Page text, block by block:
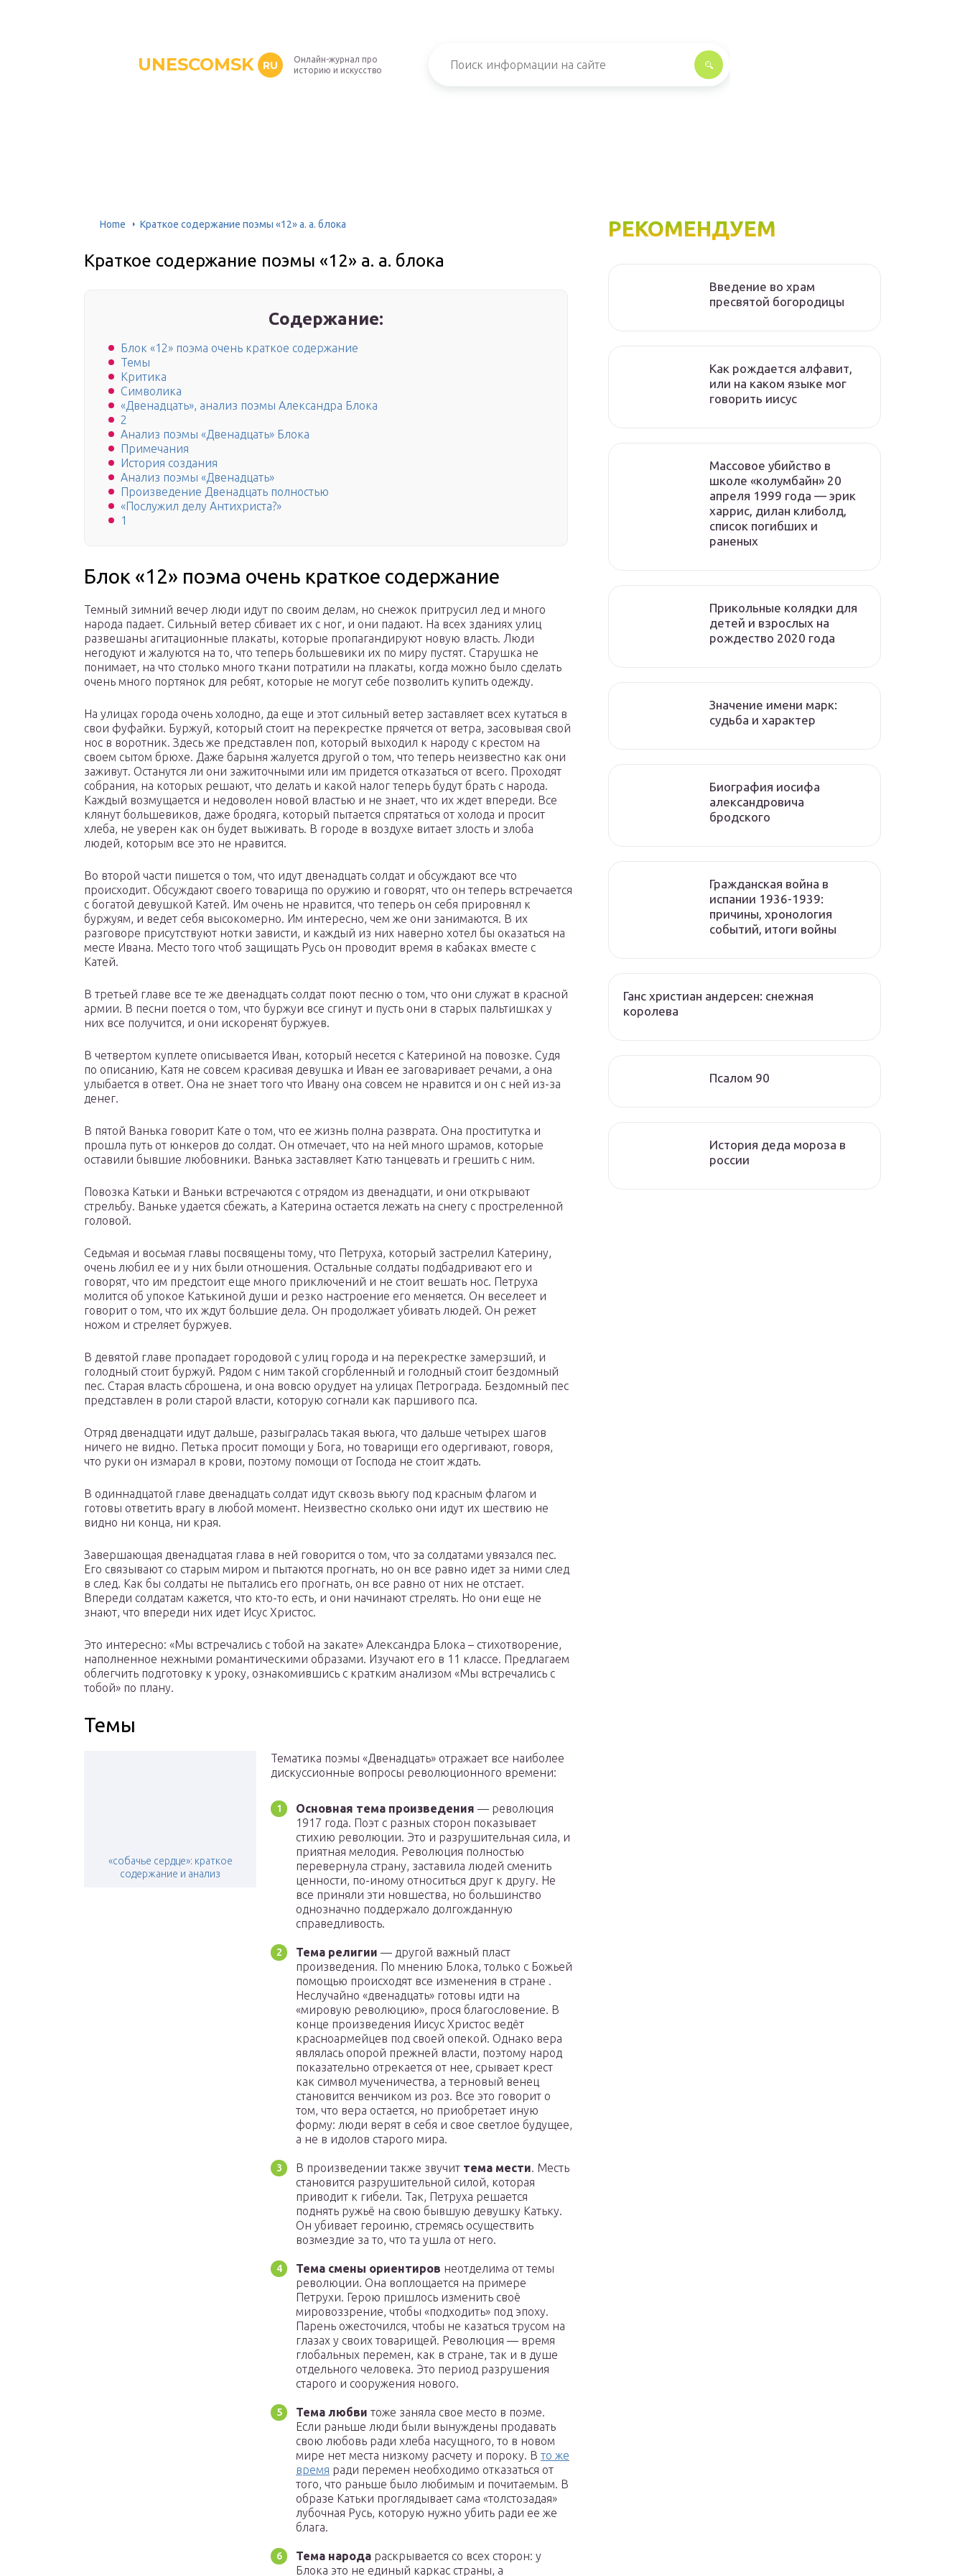
UNESCOMSK RU
Онлайн-журнал про
историю и искусство
Home Краткое содержание поэмы «12» а. а. блока
Краткое содержание поэмы «12» а. а. блока
Содержание:
Блок «12» поэма очень краткое содержание
Темы
Критика
Символика
«Двенадцать», анализ поэмы Александра Блока
2
Анализ поэмы «Двенадцать» Блока
Примечания
История создания
Анализ поэмы «Двенадцать»
Произведение Двенадцать полностью
«Послужил делу Антихриста?»
1
Блок «12» поэма очень краткое содержание
Темный зимний вечер люди идут по своим делам, но снежок притрусил лед и много
народа падает. Сильный ветер сбивает их с ног, и они падают. На всех зданиях улиц
развешаны агитационные плакаты, которые пропагандируют новую власть. Люди
негодуют и жалуются на то, что теперь большевики их по миру пустят. Старушка не
понимает, на что столько много ткани потратили на плакаты, когда можно было сделать
очень много портянок для ребят, которые не могут себе позволить купить одежду.
На улицах города очень холодно, да еще и этот сильный ветер заставляет всех кутаться в
свои фуфайки. Буржуй, который стоит на перекрестке прячется от ветра, засовывая свой
нос в воротник. Здесь же представлен поп, который выходил к народу с крестом на
своем сытом брюхе. Даже барыня жалуется другой о том, что теперь неизвестно как они
заживут. Останутся ли они зажиточными или им придется отказаться от всего. Проходят
собрания, на которых решают, что делать и какой налог теперь будут брать с народа.
Каждый возмущается и недоволен новой властью и не знает, что их ждет впереди. Все
клянут большевиков, даже бродяга, который пытается спрятаться от холода и просит
хлеба, не уверен как он будет выживать. В городе в воздухе витает злость и злоба
людей, которым все это не нравится.
Во второй части пишется о том, что идут двенадцать солдат и обсуждают все что
происходит. Обсуждают своего товарища по оружию и говорят, что он теперь встречается
с богатой девушкой Катей. Им очень не нравится, что теперь он себя прировнял к
буржуям, и ведет себя высокомерно. Им интересно, чем же они занимаются. В их
разговоре присутствуют нотки зависти, и каждый из них наверно хотел бы оказаться на
месте Ивана. Место того чтоб защищать Русь он проводит время в кабаках вместе с
Катей.
В третьей главе все те же двенадцать солдат поют песню о том, что они служат в красной
армии. В песни поется о том, что буржуи все сгинут и пусть они в старых пальтишках у
них все получится, и они искоренят буржуев.
В четвертом куплете описывается Иван, который несется с Катериной на повозке. Судя
по описанию, Катя не совсем красивая девушка и Иван ее заговаривает речами, а она
улыбается в ответ. Она не знает того что Ивану она совсем не нравится и он с ней из-за
денег.
В пятой Ванька говорит Кате о том, что ее жизнь полна разврата. Она проститутка и
прошла путь от юнкеров до солдат. Он отмечает, что на ней много шрамов, которые
оставили бывшие любовники. Ванька заставляет Катю танцевать и грешить с ним.
Повозка Катьки и Ваньки встречаются с отрядом из двенадцати, и они открывают
стрельбу. Ваньке удается сбежать, а Катерина остается лежать на снегу с простреленной
головой.
Седьмая и восьмая главы посвящены тому, что Петруха, который застрелил Катерину,
очень любил ее и у них были отношения. Остальные солдаты подбадривают его и
говорят, что им предстоит еще много приключений и не стоит вешать нос. Петруха
молится об упокое Катькиной души и резко настроение его меняется. Он веселеет и
говорит о том, что их ждут большие дела. Он продолжает убивать людей. Он режет
ножом и стреляет буржуев.
В девятой главе пропадает городовой с улиц города и на перекрестке замерзший, и
голодный стоит буржуй. Рядом с ним такой сгорбленный и голодный стоит бездомный
пес. Старая власть сброшена, и она вовсю орудует на улицах Петрограда. Бездомный пес
представлен в роли старой власти, которую согнали как паршивого пса.
Отряд двенадцати идут дальше, разыгралась такая вьюга, что дальше четырех шагов
ничего не видно. Петька просит помощи у Бога, но товарищи его одергивают, говоря,
что руки он измарал в крови, поэтому помощи от Господа не стоит ждать.
В одиннадцатой главе двенадцать солдат идут сквозь вьюгу под красным флагом и
готовы ответить врагу в любой момент. Неизвестно сколько они идут их шествию не
видно ни конца, ни края.
Завершающая двенадцатая глава в ней говорится о том, что за солдатами увязался пес.
Его связывают со старым миром и пытаются прогнать, но он все равно идет за ними след
в след. Как бы солдаты не пытались его прогнать, он все равно от них не отстает.
Впереди солдатам кажется, что кто-то есть, и они начинают стрелять. Но они еще не
знают, что впереди них идет Исус Христос.
Это интересно: «Мы встречались с тобой на закате» Александра Блока – стихотворение,
наполненное нежными романтическими образами. Изучают его в 11 классе. Предлагаем
облегчить подготовку к уроку, ознакомившись с кратким анализом «Мы встречались с
тобой» по плану.
Темы
«собачье сердце»: краткое
содержание и анализ
Тематика поэмы «Двенадцать» отражает все наиболее
дискуссионные вопросы революционного времени:
Основная тема произведения — революция
1917 года. Поэт с разных сторон показывает
стихию революции. Это и разрушительная сила, и
приятная мелодия. Революция полностью
перевернула страну, заставила людей сменить
ценности, по-иному относиться друг к другу. Не
все приняли эти новшества, но большинство
однозначно поддержало долгожданную
справедливость.
Тема религии — другой важный пласт
произведения. По мнению Блока, только с Божьей
помощью происходят все изменения в стране .
Неслучайно «двенадцать» готовы идти на
«мировую революцию», прося благословение. В
конце произведения Иисус Христос ведёт
красноармейцев под своей опекой. Однако вера
являлась опорой прежней власти, поэтому народ
показательно отрекается от нее, срывает крест
как символ мученичества, а терновый венец
становится венчиком из роз. Все это говорит о
том, что вера остается, но приобретает иную
форму: люди верят в себя и свое светлое будущее,
а не в идолов старого мира.
В произведении также звучит тема мести. Месть
становится разрушительной силой, которая
приводит к гибели. Так, Петруха решается
поднять ружьё на свою бывшую девушку Катьку.
Он убивает героиню, стремясь осуществить
возмездие за то, что та ушла от него.
Тема смены ориентиров неотделима от темы
революции. Она воплощается на примере
Петрухи. Герою пришлось изменить своё
мировоззрение, чтобы «подходить» под эпоху.
Парень ожесточился, чтобы не казаться трусом на
глазах у своих товарищей. Революция — время
глобальных перемен, как в стране, так и в душе
отдельного человека. Это период разрушения
старого и сооружения нового.
Тема любви тоже заняла свое место в поэме.
Если раньше люди были вынуждены продавать
свою любовь ради хлеба насущного, то в новом
мире нет места низкому расчету и пороку. В то же
время ради перемен необходимо отказаться от
того, что раньше было любимым и почитаемым. В
образе Катьки проглядывает сама «толстозадая»
лубочная Русь, которую нужно убить ради ее же
блага.
Тема народа раскрывается со всех сторон: у
Блока это не единый каркас страны, а
РЕКОМЕНДУЕМ
Введение во храм
пресвятой богородицы
Как рождается алфавит,
или на каком языке мог
говорить иисус
Массовое убийство в
школе «колумбайн» 20
апреля 1999 года — эрик
харрис, дилан клиболд,
список погибших и
раненых
Прикольные колядки для
детей и взрослых на
рождество 2020 года
Значение имени марк:
судьба и характер
Биография иосифа
александровича
бродского
Гражданская война в
испании 1936-1939:
причины, хронология
событий, итоги войны
Ганс христиан андерсен: снежная
королева
Псалом 90
История деда мороза в
россии